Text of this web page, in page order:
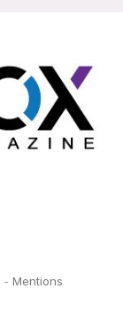
- Mentions